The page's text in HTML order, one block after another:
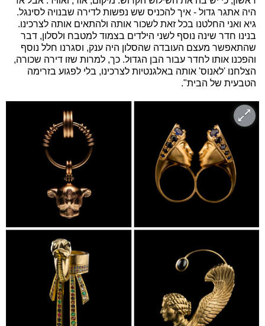
היה אתגר גדול - איך להכניס שש נפשות לדירה שבנויה לסינגל.
גיא ואני החלטנו בכל זאת לשכור אותה ולהתאים אותה לצרכינו.
בנינו חדר שינה נוסף לשני הילדים בצמוד למטבח ולסלון, דבר
שהתאפשר מעצם העובדה שהסלון היה ענק, וסגרנו חלל נוסף
והפכנו אותו לחדר עבור הבן הגדול. כך, למרות שזו דירה שכורה,
הצלחנו 'לאנוס' אותה באלגנטיות לצרכינו, בלי לפגוע בזרימה
הטבעית של הבית".